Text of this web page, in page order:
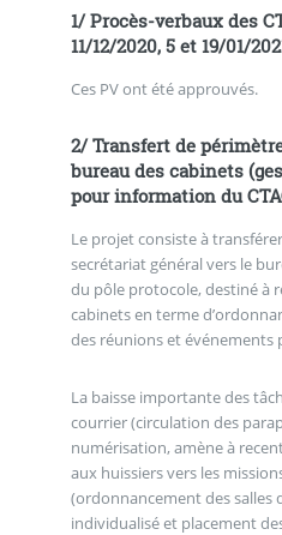
1/ Procès-verbaux des
11/12/2020, 5 et 19/01/
Ces PV ont été approuvés.
2/ Transfert de
bureau des cabinets
pour information du
Le projet consiste à
secrétariat général vers le
du pôle protocole, destiné à
cabinets en terme
des réunions et événements
La baisse importante des
courrier (circulation des
numérisation, amène à
aux huissiers vers les
(ordonnancement des salles
individualisé et placement